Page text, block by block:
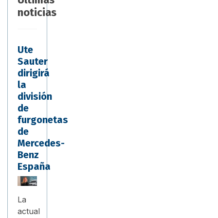
noticias
Ute
Sauter
dirigirá
la
división
de
furgonetas
de
Mercedes-
Benz
España
La
actual